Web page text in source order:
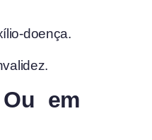
doença.
em